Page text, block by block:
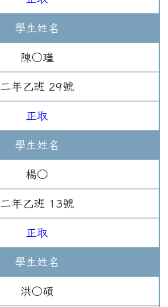
學生姓名
陳○瑾
二年 乙班 29號
正取
學生姓名
楊○
二年 乙班 13號
正取
學生姓名
洪○碩